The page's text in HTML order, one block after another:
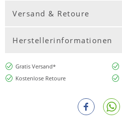
Versand & Retoure
Herstellerinformationen
Gratis Versand*
Kostenlose Retoure